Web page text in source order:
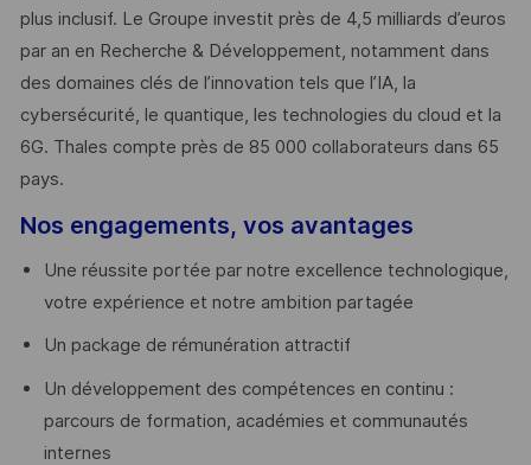
plus inclusif. Le Groupe investit près de 4,5 milliards d’euros
par an en Recherche & Développement, notamment dans
des domaines clés de l’innovation tels que l’IA, la
cybersécurité, le quantique, les technologies du cloud et la
6G. Thales compte près de 85 000 collaborateurs dans 65
pays. ​
Nos engagements, vos avantages
Une réussite portée par notre excellence technologique,
votre expérience et notre ambition partagée
Un package de rémunération attractif
Un développement des compétences en continu :
parcours de formation, académies et communautés
internes